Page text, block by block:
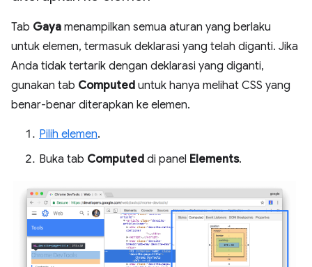
Tab Gaya menampilkan semua aturan yang berlaku
untuk elemen, termasuk deklarasi yang telah diganti. Jika
Anda tidak tertarik dengan deklarasi yang diganti,
gunakan tab Computed untuk hanya melihat CSS yang
benar-benar diterapkan ke elemen.
Pilih elemen.
Buka tab Computed di panel Elements.